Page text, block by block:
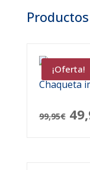
¡Oferta!
Chaqueta
99,95€ El